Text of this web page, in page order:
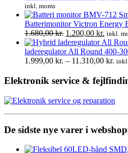
inkl. moms
Batterimonitor Victron Energy
1.680,00kr. Den
oprindelige
pris
var:
1.200,00 kr. Den
pris
er:
inkl.
laderegulator All Round 400-
1.999,00 kr. – 11.310,00 kr.
til
Elektronik service &
De sidste nye varer i